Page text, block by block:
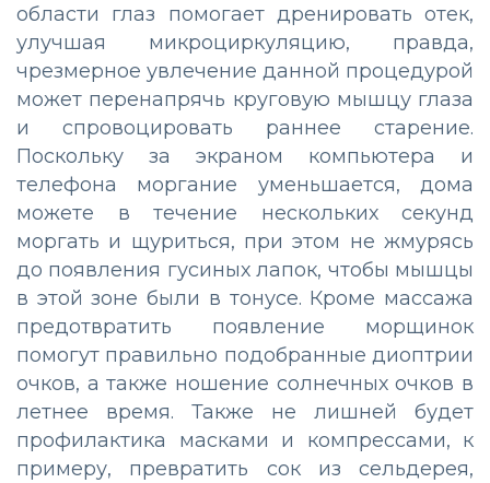
области глаз помогает дренировать отек,
улучшая микроциркуляцию, правда,
чрезмерное увлечение данной процедурой
может перенапрячь круговую мышцу глаза
и спровоцировать раннее старение.
Поскольку за экраном компьютера и
телефона моргание уменьшается, дома
можете в течение нескольких секунд
моргать и щуриться, при этом не жмурясь
до появления гусиных лапок, чтобы мышцы
в этой зоне были в тонусе. Кроме массажа
предотвратить появление морщинок
помогут правильно подобранные диоптрии
очков, а также ношение солнечных очков в
летнее время. Также не лишней будет
профилактика масками и компрессами, к
примеру, превратить сок из сельдерея,